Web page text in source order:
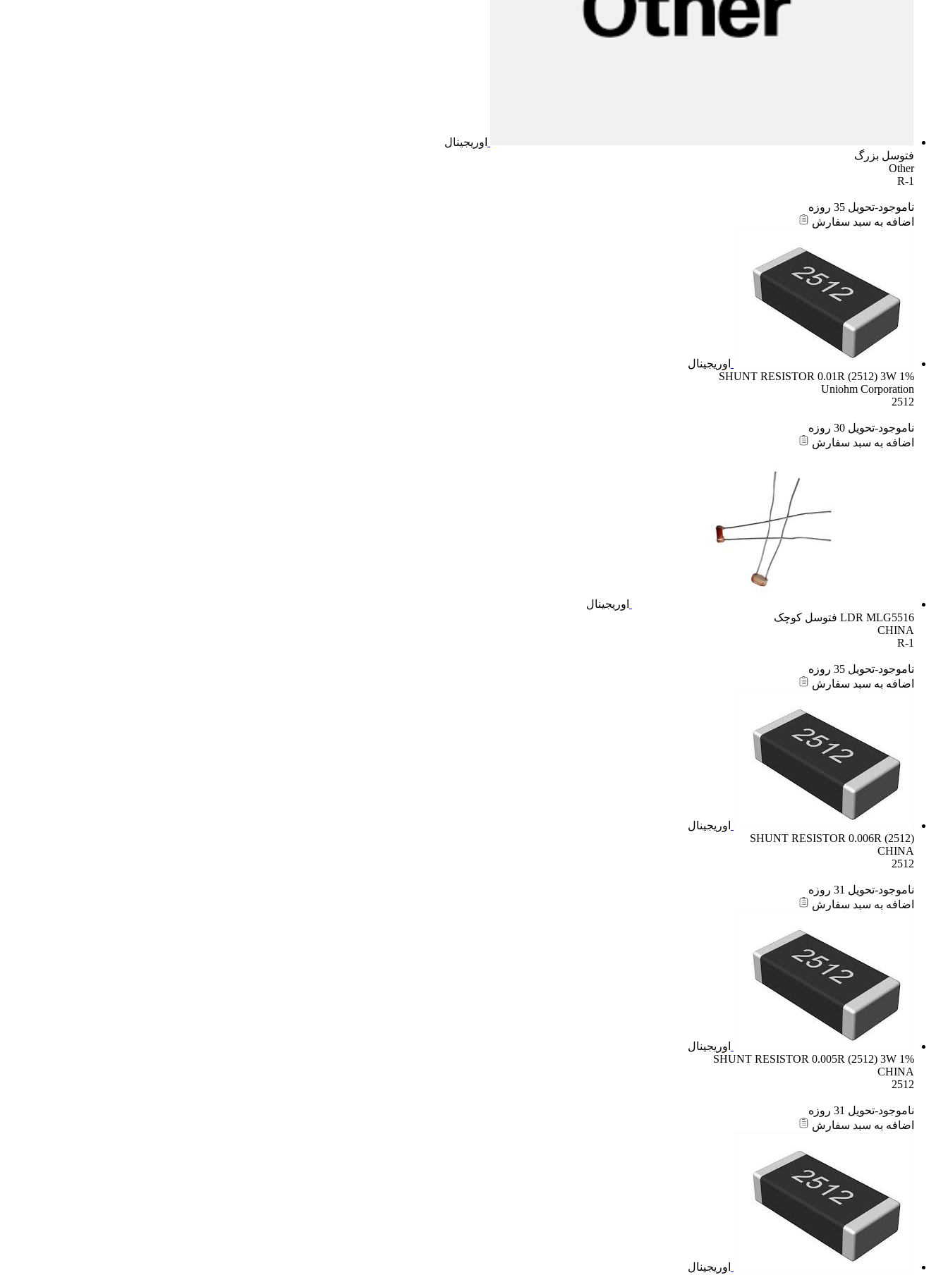
اوریجینال
فتوسل بزرگ
Other
R-1
ناموجود-تحویل 35 روزه
اضافه به سبد سفارش
اوریجینال
SHUNT RESISTOR 0.01R (2512) 3W 1%
Uniohm Corporation
2512
ناموجود-تحویل 30 روزه
اضافه به سبد سفارش
اوریجینال
LDR MLG5516 فتوسل کوچک
CHINA
R-1
ناموجود-تحویل 35 روزه
اضافه به سبد سفارش
اوریجینال
SHUNT RESISTOR 0.006R (2512)
CHINA
2512
ناموجود-تحویل 31 روزه
اضافه به سبد سفارش
اوریجینال
SHUNT RESISTOR 0.005R (2512) 3W 1%
CHINA
2512
ناموجود-تحویل 31 روزه
اضافه به سبد سفارش
اوریجینال